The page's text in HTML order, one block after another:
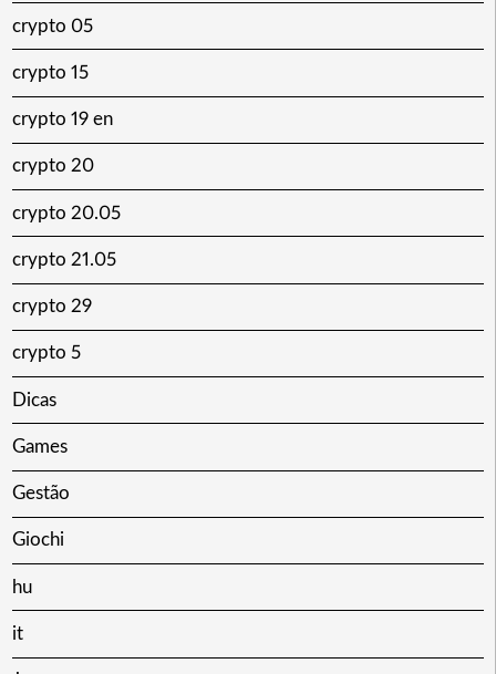
crypto 05
crypto 15
crypto 19 en
crypto 20
crypto 20.05
crypto 21.05
crypto 29
crypto 5
Dicas
Games
Gestão
Giochi
hu
it